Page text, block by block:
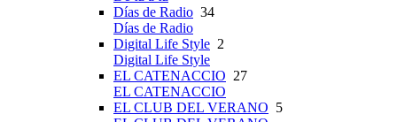
Días de Radio 34
Días de Radio
Digital Life Style 2
Digital Life Style
EL CATENACCIO 27
EL CATENACCIO
EL CLUB DEL VERANO 5